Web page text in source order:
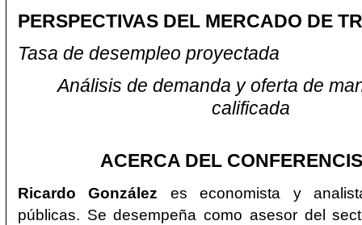
PERSPECTIVAS DEL MERCADO DE
Tasa de desempleo proyectada
Análisis de demanda y oferta de
calificada
ACERCA DEL
Ricardo González es economista y
públicas. Se desempeña como asesor del